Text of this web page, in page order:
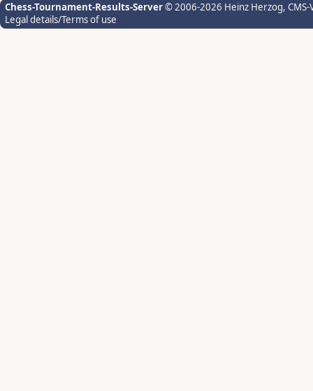
Chess-Tournament-Results-Server© 2006-2026 Heinz Herzog,
Legal details/Terms of use